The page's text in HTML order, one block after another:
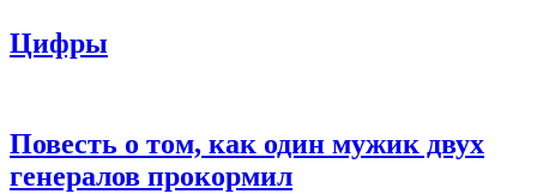
Цифры
Повесть о том, как один мужик двух
генералов прокормил